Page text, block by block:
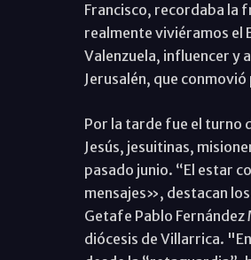
Francisco, recordaba la
realmente viviéramos el
Valenzuela, influencer y
Jerusalén, que
Por la tarde fue el turno
Jesús, jesuitinas,
pasado junio. “El estar
mensajes», destacan
Getafe Pablo Fernández
diócesis de Villarrica.